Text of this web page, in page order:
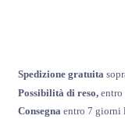
Spedizione gratuita
Possibilità di reso,
Consegna entro 7 giorni